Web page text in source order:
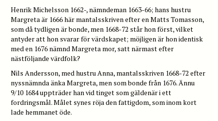
Henrik Michelsson 1662-, nämndeman 1663-66; hans hustru
Margreta är 1666 här mantalsskriven efter en Matts Tomasson,
som då tydligen är bonde, men 1668-72 står hon först, vilket
antyder att hon svarar för värdskapet; möjligen är hon identisk
med en 1676 nämnd Margreta mor, satt närmast efter
nästföljande värdfolk?
Nils Andersson, med hustru Anna, mantalsskriven 1668-72 efter
nyssnämnda änka Margreta, men som bonde från 1676. Ännu
9/10 1684 uppträder han vid tinget som gäldenär i ett
fordringsmål. Målet synes röja den fattigdom, som inom kort
lade hemmanet öde.